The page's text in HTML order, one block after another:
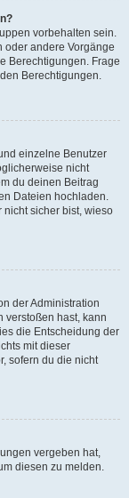
vorbehalten sein.
oder andere Vorgänge
Berechtigungen. Frage
Berechtigungen.
einzelne Benutzer
nicht
du deinen Beitrag
Dateien hochladen.
nicht sicher bist, wieso
der Administration
verstoßen hast, kann
die Entscheidung der
mit dieser
sofern du die nicht
vergeben hat,
diesen zu melden.